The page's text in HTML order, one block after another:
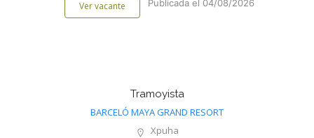
Ver vacante Publicada el 04/08/2026
Tramoyista
BARCELÓ MAYA GRAND RESORT
Xpuha